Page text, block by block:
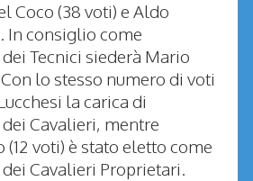
Coco (38 voti) e Aldo
In consiglio come
Tecnici siederà Mario
lo stesso numero di voti
la carica di
Cavalieri, mentre
(12 voti) è stato eletto come
Cavalieri Proprietari.